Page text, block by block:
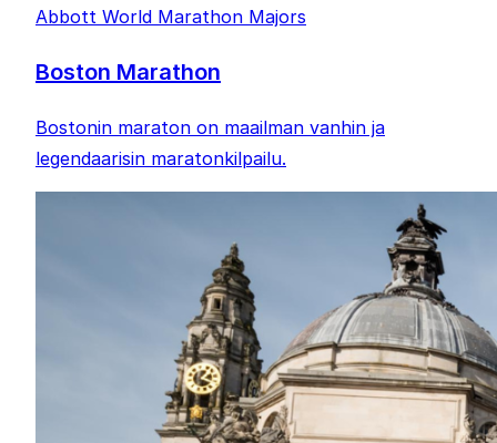
Abbott World Marathon Majors
Boston Marathon
Bostonin maraton on maailman vanhin ja
legendaarisin maratonkilpailu.